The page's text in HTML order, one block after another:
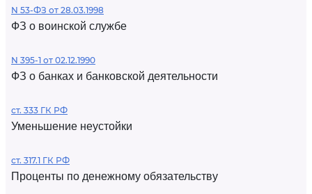
N 53-ФЗ от 28.03.1998
ФЗ о воинской службе
N 395-1 от 02.12.1990
ФЗ о банках и банковской деятельности
ст. 333 ГК РФ
Уменьшение неустойки
ст. 317.1 ГК РФ
Проценты по денежному обязательству